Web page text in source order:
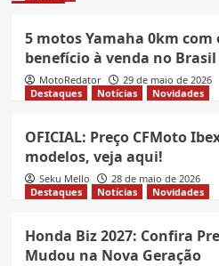
5 motos Yamaha 0km
benefício à venda no Brasil
MotoRedator
29 de maio de 2026
Destaques
Notícias Novidades
OFICIAL: Preço CFMoto
modelos, veja aqui!
Seku Mello
28 de maio de 2026
Destaques
Notícias Novidades
Honda Biz 2027: Confira
Mudou na Nova Geração